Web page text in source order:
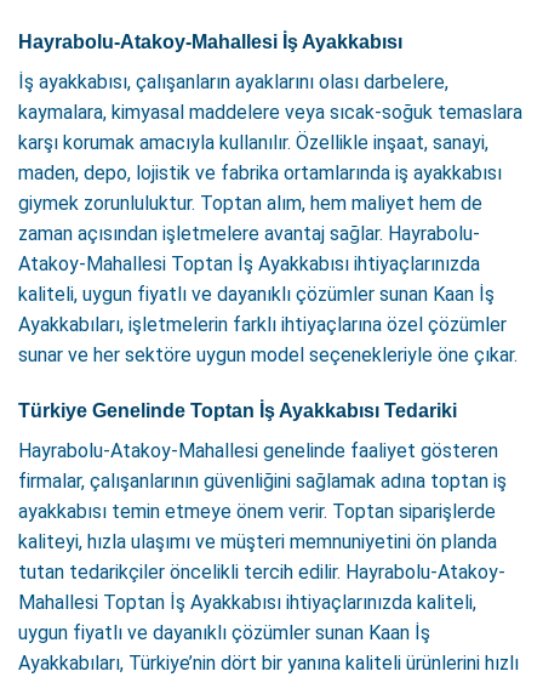
Hayrabolu-Atakoy-Mahallesi İş Ayakkabısı
İş ayakkabısı, çalışanların ayaklarını olası darbelere,
kaymalara, kimyasal maddelere veya sıcak-soğuk temaslara
karşı korumak amacıyla kullanılır. Özellikle inşaat, sanayi,
maden, depo, lojistik ve fabrika ortamlarında iş ayakkabısı
giymek zorunluluktur. Toptan alım, hem maliyet hem de
zaman açısından işletmelere avantaj sağlar. Hayrabolu-
Atakoy-Mahallesi Toptan İş Ayakkabısı ihtiyaçlarınızda
kaliteli, uygun fiyatlı ve dayanıklı çözümler sunan Kaan İş
Ayakkabıları, işletmelerin farklı ihtiyaçlarına özel çözümler
sunar ve her sektöre uygun model seçenekleriyle öne çıkar.
Türkiye Genelinde Toptan İş Ayakkabısı Tedariki
Hayrabolu-Atakoy-Mahallesi genelinde faaliyet gösteren
firmalar, çalışanlarının güvenliğini sağlamak adına toptan iş
ayakkabısı temin etmeye önem verir. Toptan siparişlerde
kaliteyi, hızla ulaşımı ve müşteri memnuniyetini ön planda
tutan tedarikçiler öncelikli tercih edilir. Hayrabolu-Atakoy-
Mahallesi Toptan İş Ayakkabısı ihtiyaçlarınızda kaliteli,
uygun fiyatlı ve dayanıklı çözümler sunan Kaan İş
Ayakkabıları, Türkiye’nin dört bir yanına kaliteli ürünlerini hızlı